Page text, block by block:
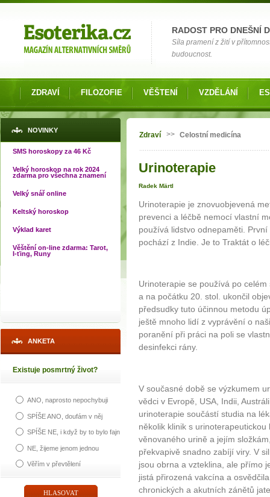
RADOST PRO DNEŠNÍ
Síla pramení z žití v
budoucnost.
ZDRAVÍ FILOZOFIE VĚŠTENÍ VZDĚLÁNÍ
NOVINKY
SMS horoskopy za 46 Kč
Velký horoskop na rok 2024
zdarma pro všechna znamení
Velký snář online
Keltský horoskop
Výklad karet
Věštění on-line zdarma: Tarot,
I-ťing, Runy
ANKETA
Existuje posmrtný život?
ANO, naprosto nepochybuji
SPÍŠE ANO, doufám v něj
SPÍŠE NE, i když by to bylo fajn
NE, žijeme jenom jednou
Věřím v převtělení
Jste zde
Zdraví >> Celostní medicína
Urinoterapie
Radek Märtl
Urinoterapie je znovuobjevená
prevenci a léčbě nemocí vlastní
používá lidstvo odnepaměti.
pochází z Indie. Je to Traktát o
Urinoterapie se používá po
a na počátku 20. stol. ukončil
předsudky tuto účinnou metodu
ještě mnoho lidí z vyprávění o
poranění při práci na poli se
desinfekci rány.
V současné době se výzkumem
vědci v Evropě, USA, Indii,
urinoterapie součástí studia na
několik klinik s
věnovaného urině a jejím
překvapivě snadno zabíjí viry. V
jsou obrna a vzteklina, ale přímo
jistá přirozená vakcína a
chronických a akutních zánětů